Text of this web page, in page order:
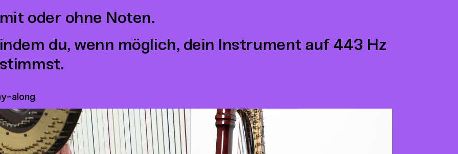
oder ohne Noten.
du, wenn möglich, dein Instrument auf 443 Hz
along